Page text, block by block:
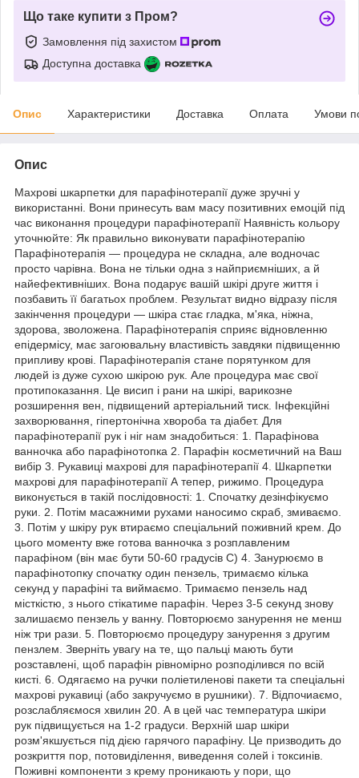
Що таке купити з Пром?
Замовлення під захистом
Доступна доставка
Опис Характеристики Доставка Оплата Умови
Опис
Махрові шкарпетки для парафінотерапії дуже зручні у
використанні. Вони принесуть вам масу позитивних емоцій під
час виконання процедури парафінотерапії Наявність кольору
уточнюйте: Як правильно виконувати парафінотерапію
Парафінотерапія — процедура не складна, але водночас
просто чарівна. Вона не тільки одна з найприємніших, а й
найефективніших. Вона подарує вашій шкірі друге життя і
позбавить її багатьох проблем. Результат видно відразу після
закінчення процедури — шкіра стає гладка, м'яка, ніжна,
здорова, зволожена. Парафінотерапія сприяє відновленню
епідермісу, має загоювальну властивість завдяки підвищенню
припливу крові. Парафінотерапія стане порятунком для
людей із дуже сухою шкірою рук. Але процедура має свої
протипоказання. Це висип і рани на шкірі, варикозне
розширення вен, підвищений артеріальний тиск. Інфекційні
захворювання, гіпертонічна хвороба та діабет. Для
парафінотерапії рук і ніг нам знадобиться: 1. Парафінова
ванночка або парафінотопка 2. Парафін косметичний на Ваш
вибір 3. Рукавиці махрові для парафінотерапії 4. Шкарпетки
махрові для парафінотерапії А тепер, рижимо. Процедура
виконується в такій послідовності: 1. Спочатку дезінфікуємо
руки. 2. Потім масажними рухами наносимо скраб, змиваємо.
3. Потім у шкіру рук втираємо спеціальний поживний крем. До
цього моменту вже готова ванночка з розплавленим
парафіном (він має бути 50-60 градусів С) 4. Занурюємо в
парафінотопку спочатку один пензель, тримаємо кілька
секунд у парафіні та виймаємо. Тримаємо пензель над
місткістю, з нього стікатиме парафін. Через 3-5 секунд знову
залишаємо пензель у ванну. Повторюємо занурення не менш
ніж три рази. 5. Повторюємо процедуру занурення з другим
пензлем. Зверніть увагу на те, що пальці мають бути
розставлені, щоб парафін рівномірно розподілився по всій
кисті. 6. Одягаємо на ручки поліетиленові пакети та спеціальні
махрові рукавиці (або закручуємо в рушники). 7. Відпочиаємо,
розслабляємося хвилин 20. А в цей час температура шкіри
рук підвищується на 1-2 градуси. Верхній шар шкіри
розм'якшується під дією гарячого парафіну. Це призводить до
розкриття пор, потовиділення, виведення солей і токсинів.
Поживні компоненти з крему проникають у пори, що